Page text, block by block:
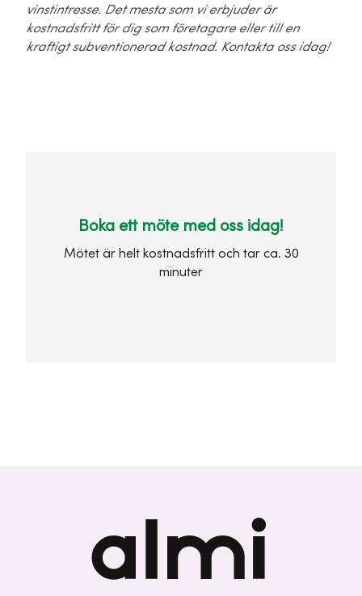
vinstintresse. Det mesta som vi erbjuder är
kostnadsfritt för dig som företagare eller till en
kraftigt subventionerad kostnad. Kontakta oss idag!
Boka ett möte med oss idag!
Mötet är helt kostnadsfritt och tar ca. 30
minuter